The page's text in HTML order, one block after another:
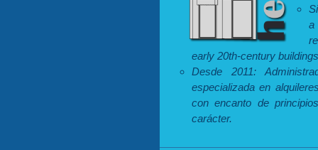
a
early 20th-century
Desde 2011:
especializada en
con encanto de
carácter.